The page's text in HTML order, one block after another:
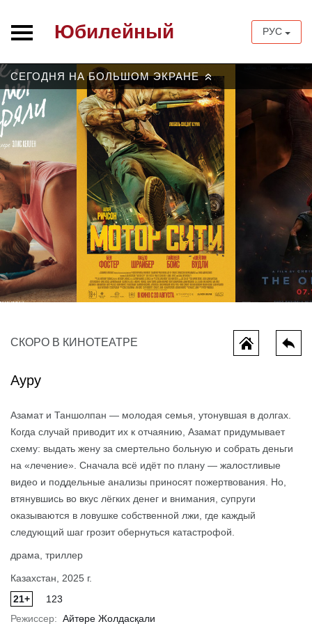
Юбилейный РУС
Мотор сити Одиссея
СЕГОДНЯ НА БОЛЬШОМ ЭКРАНЕ»
СКОРО В КИНОТЕАТРЕ
Ауру
Азамат и Таншолпан — молодая семья, утонувшая в долгах.
Когда случай приводит их к отчаянию, Азамат придумывает
схему: выдать жену за смертельно больную и собрать деньги
на «лечение». Сначала всё идёт по плану — жалостливые
видео и поддельные анализы приносят пожертвования. Но,
втянувшись во вкус лёгких денег и внимания, супруги
оказываются в ловушке собственной лжи, где каждый
следующий шаг грозит обернуться катастрофой.
драма, триллер
Казахстан, 2025 г.
21+
123
Режиссер: Айтөре Жолдасқали